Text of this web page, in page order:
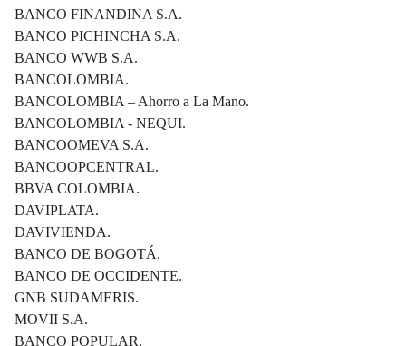
BANCO FINANDINA S.A.
BANCO PICHINCHA S.A.
BANCO WWB S.A.
BANCOLOMBIA.
BANCOLOMBIA – Ahorro a La Mano.
BANCOLOMBIA - NEQUI.
BANCOOMEVA S.A.
BANCOOPCENTRAL.
BBVA COLOMBIA.
DAVIPLATA.
DAVIVIENDA.
BANCO DE BOGOTÁ.
BANCO DE OCCIDENTE.
GNB SUDAMERIS.
MOVII S.A.
BANCO POPULAR.